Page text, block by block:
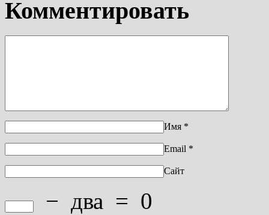
Комментировать
Имя *
Email *
Сайт
− два = 0